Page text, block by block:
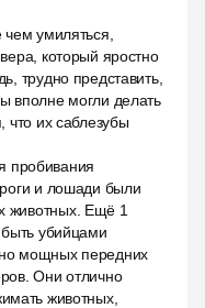
умиляться,
который яростно
трудно представить,
вполне могли делать
что их саблезубы
пробивания
и лошади были
животных. Ещё 1
быть убийцами
мощных передних
Они отлично
животных,